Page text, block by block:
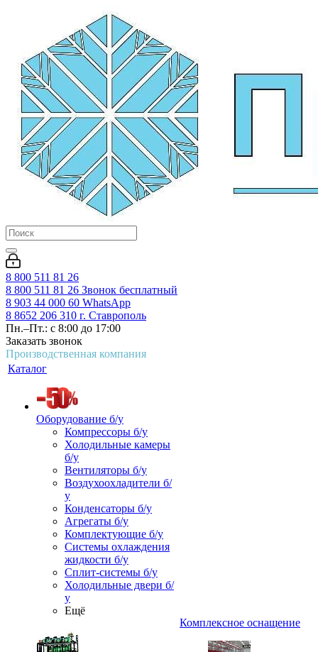
8 800 511 81 26
8 800 511 81 26 Звонок бесплатный
8 903 44 000 60 WhatsАpp
8 8652 206 310 г. Ставрополь
Пн.–Пт.: с 8:00 до 17:00
Заказать звонок
Производственная компания
Каталог
Оборудование б/у
Компрессоры б/у
Холодильные камеры
б/у
Вентиляторы б/у
Воздухоохладители б/
у
Конденсаторы б/у
Агрегаты б/у
Комплектующие б/у
Системы охлаждения
жидкости б/у
Сплит-системы б/у
Холодильные двери б/
у
Ещё
Комплексное оснащение